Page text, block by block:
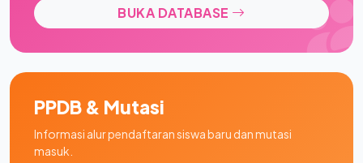
BUKA DATABASE
PPDB & Mutasi
Informasi alur pendaftaran siswa baru dan mutasi
masuk.